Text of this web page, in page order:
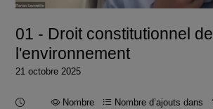
vidéo
01 - Droit constitutionnel de
l'environnement
21 octobre 2025
Durée : Nombre
Nombre d’ajouts dans